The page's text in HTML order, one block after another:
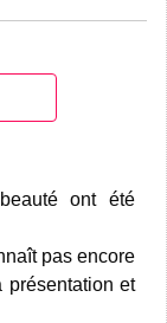
ont été
pas encore
présentation et